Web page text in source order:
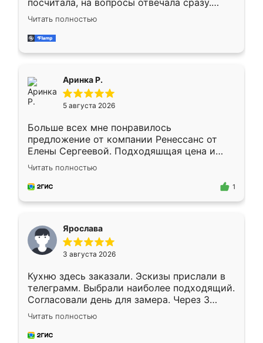
посчитала, на вопросы отвечала сразу.
Замерщик приехал в субботу, подошёл к
делу со всей ответственностью. Собрали
за день, ребята работали аккуратно, даже
Читать полностью
Аринка Р.
5 августа 2026
Больше всех мне понравилось
предложение от компании Ренессанс от
Елены Сергеевой. Подходяшщая цена и
короткие сроки изготовления. Приехавший
для замера сотрудник Владислав
предложил по моему эскизу самый
Читать полностью
1
Ярослава
3 августа 2026
Кухню здесь заказали. Эскизы прислали в
телеграмм. Выбрали наиболее подходящий.
Согласовали день для замера. Через 3
недели кухня была уже готова. Остались
довольны работой. Спасибо Ренессанс
мебель за качественную работу!
Читать полностью